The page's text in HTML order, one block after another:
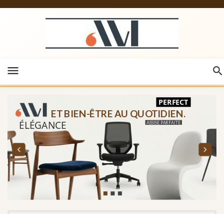
menu
PERFECT
ASSISE PARFAITE
ÉLÉGANCE
ET BIEN-ÊTRE AU QUOTIDIEN.